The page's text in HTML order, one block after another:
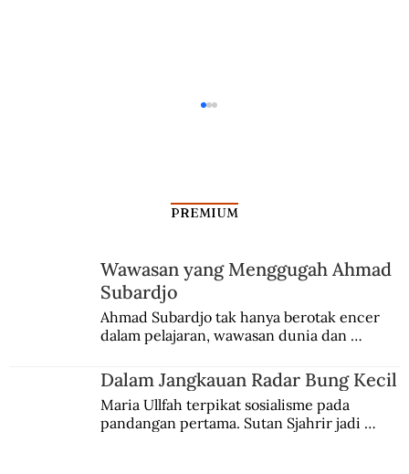
PREMIUM
Wawasan yang Menggugah Ahmad
Subardjo
Ahmad Subardjo tak hanya berotak encer
dalam pelajaran, wawasan dunia dan
Jules Verne, Multatuli, hingga Sun Yat-sen.
Dalam Jangkauan Radar Bung Kecil
Maria Ullfah terpikat sosialisme pada
pandangan pertama. Sutan Sjahrir jadi